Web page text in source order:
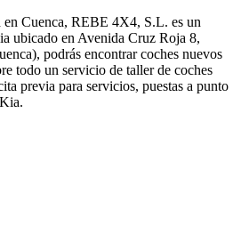
Cuenca, REBE 4X4, S.L. es un
ubicado en Avenida Cruz Roja 8,
podrás encontrar coches nuevos
todo un servicio de taller de coches
previa para servicios, puestas a punto